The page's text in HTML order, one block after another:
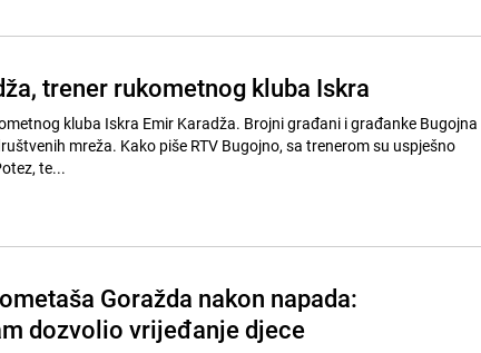
trener rukometnog kluba Iskra
kluba Iskra Emir Karadža. Brojni građani i građanke Bugojna
mreža. Kako piše RTV Bugojno, sa trenerom su uspješno
te...
Goražda nakon napada:
dozvolio vrijeđanje djece